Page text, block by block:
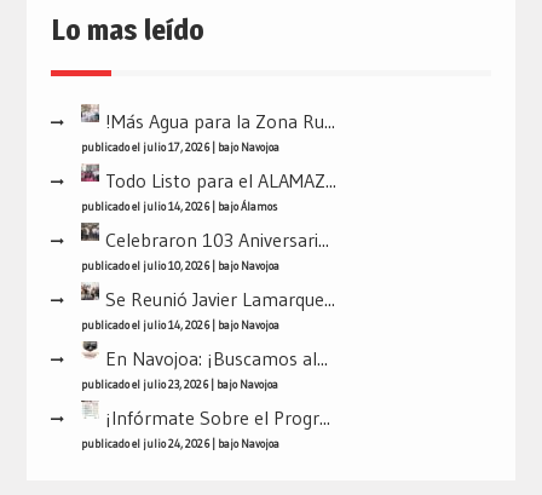
Lo mas leído
!Más Agua para la Zona Ru...
publicado el julio 17, 2026| bajo Navojoa
Todo Listo para el ALAMAZ...
publicado el julio 14, 2026| bajoÁlamos
Celebraron 103 Aniversari...
publicado el julio 10, 2026| bajo Navojoa
Se Reunió Javier Lamarque...
publicado el julio 14, 2026| bajo Navojoa
En Navojoa: ¡Buscamos al...
publicado el julio 23, 2026| bajo Navojoa
¡Infórmate Sobre el Progr...
publicado el julio 24, 2026| bajo Navojoa